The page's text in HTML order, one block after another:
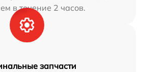
в течение 2 часов.
запчасти